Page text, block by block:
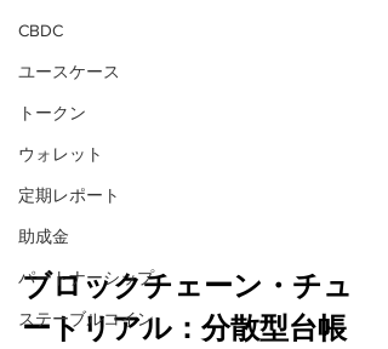
CBDC
ユースケース
トークン
ウォレット
定期レポート
助成金
パートナーシップ
ステーブルコイン
ブロックチェーン・チュ
ートリアル：分散型台帳